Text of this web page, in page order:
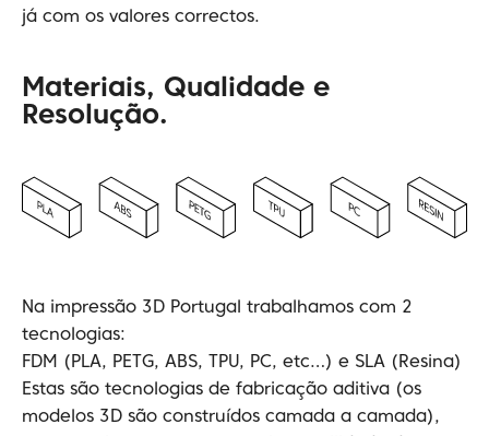
já com os valores correctos.
Materiais, Qualidade e
Resolução.
Na impressão 3D Portugal trabalhamos com 2
tecnologias:
FDM (PLA, PETG, ABS, TPU, PC, etc…) e SLA (Resina)
Estas são tecnologias de fabricação aditiva (os
modelos 3D são construídos camada a camada),